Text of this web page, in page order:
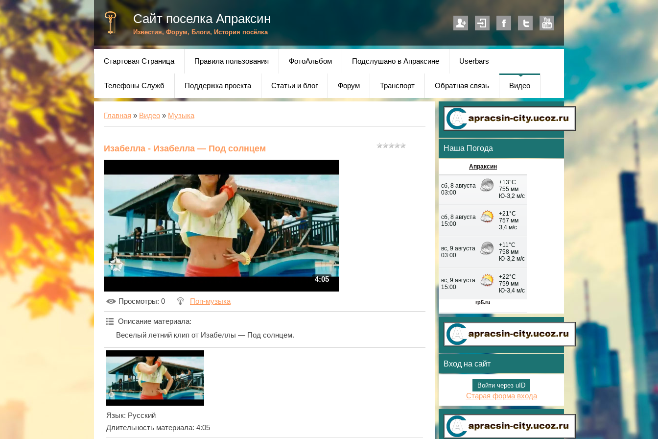
Сайт поселка Апраксин
Известия, Форум, Блоги, История посёлка
Стартовая Страница Правила пользования ФотоАльбом Подслушано в Апраксине Userbars
Телефоны Служб Поддержка проекта Статьи и блог Форум Транспорт Обратная связь Видео
Главная » Видео » Музыка
Изабелла - Изабелла — Под солнцем
4:05
Просмотры: 0 Поп-музыка
Описание материала:
Веселый летний клип от Изабеллы — Под солнцем.
Язык: Русский
Длительность материала: 4:05
Наша Погода
Апраксин
Вход на сайт
Войти через uID
Старая форма входа